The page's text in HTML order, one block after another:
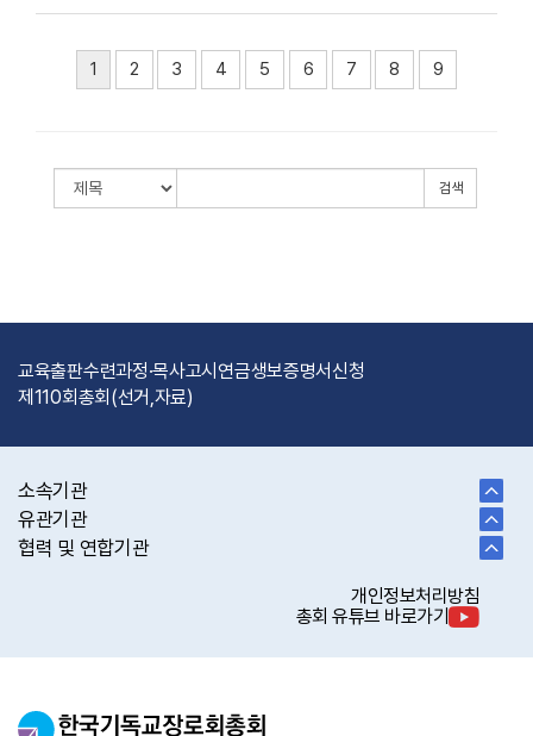
1 2 3 4 5 6 7 8 9
검색
교육출판수련과정·목사고시 연금생보증명서신청
제110회총회(선거,자료)
소속기관
유관기관
협력 및 연합기관
개인정보처리방침
총회 유튜브 바로가기